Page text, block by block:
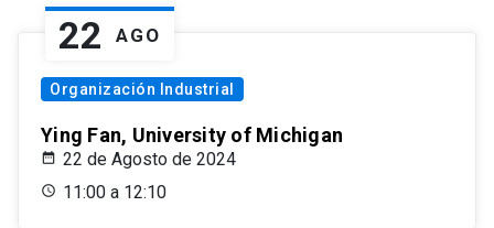
22 AGO
Organización Industrial
Ying Fan, University of Michigan
22 de Agosto de 2024
11:00 a 12:10